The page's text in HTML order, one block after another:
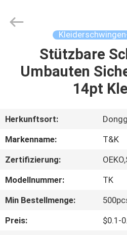
ÜBER
UNS
FABRIK-
AUSFLUG
Accessories
Co.,Ltd.
Stützbare
Umbauten
14pt
Herkunftsort:
Markenname:
T&K
Zertifizierung:
Modellnummer:
TK
Min Bestellmenge:
Preis:
$0.1-